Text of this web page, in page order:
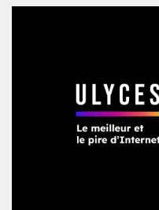
telle star
nos jours, la presse à
dérives alcaloïdes des